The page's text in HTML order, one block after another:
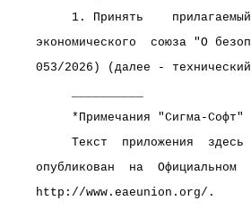
1. Принять    прилагаемый
экономического  союза "О
053/2026) (далее -
*Примечания "Сигма-Софт"
Текст  приложения  здесь
опубликован  на  Официальном
http://www.eaeunion.org/.